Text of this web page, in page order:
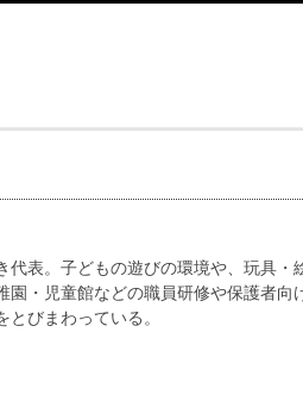
代表。子どもの遊びの環境や、玩具・
園・児童館などの職員研修や保護者向
びまわっている。